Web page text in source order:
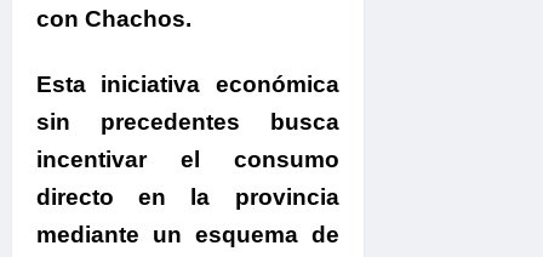
con Chachos.
Esta iniciativa económica
sin precedentes busca
incentivar el consumo
directo en la provincia
mediante un esquema de